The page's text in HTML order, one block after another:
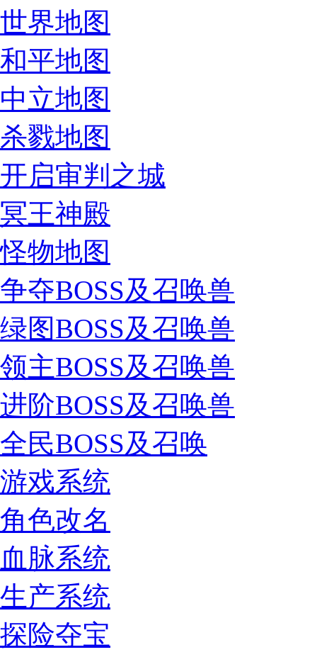
世界地图
和平地图
中立地图
杀戮地图
开启审判之城
冥王神殿
怪物地图
争夺BOSS及召唤兽
绿图BOSS及召唤兽
领主BOSS及召唤兽
进阶BOSS及召唤兽
全民BOSS及召唤
游戏系统
角色改名
血脉系统
生产系统
探险夺宝